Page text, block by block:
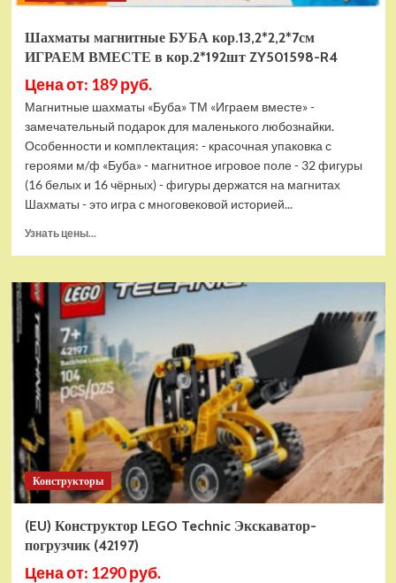
Шахматы магнитные БУБА кор.13,2*2,2*7см
ИГРАЕМ ВМЕСТЕ в кор.2*192шт ZY501598-R4
Цена от: 189 руб.
Магнитные шахматы «Буба» ТМ «Играем вместе» -
замечательный подарок для маленького любознайки.
Особенности и комплектация: - красочная упаковка с
героями м/ф «Буба» - магнитное игровое поле - 32 фигуры
(16 белых и 16 чёрных) - фигуры держатся на магнитах
Шахматы - это игра с многовековой историей...
Узнать цены...
Шахматы
магнитные
БУБА
ИГРАЕМ
ВМЕСТЕ
в
кор.2*192шт
ZY501598-
R4
Конструкторы
(EU) Конструктор LEGO Technic Экскаватор-
погрузчик (42197)
Цена от: 1290 руб.